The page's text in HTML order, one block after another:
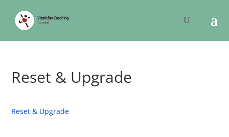
Reset & Upgrade
Reset & Upgrade